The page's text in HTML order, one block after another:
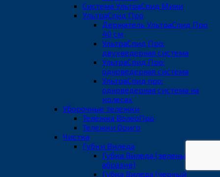
Система УльтраСпид Мини
УльтраСпид Про
Держатель УльтраСпид Про
40 см
УльтраСпид Про:
двухведерная система
УльтраСпид Про:
одноведерная система
УльтраСпид про:
одноведерная система на
колесах
Уборочные тележки
Тележка ВолеоПро
Тележки Ориго
Чистка
Губки Виледа
Губка Виледа (зеленый
абразив)
Губка Виледа (черный